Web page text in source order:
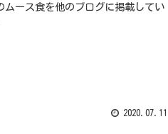
ムース食を他のブログに掲載してい
2020.07.11